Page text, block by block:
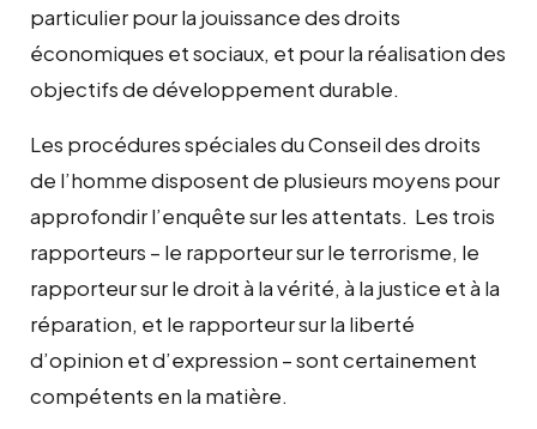
particulier pour la jouissance des droits
économiques et sociaux, et pour la réalisation des
objectifs de développement durable.
Les procédures spéciales du Conseil des droits
de l’homme disposent de plusieurs moyens pour
approfondir l’enquête sur les attentats. Les trois
rapporteurs – le rapporteur sur le terrorisme, le
rapporteur sur le droit à la vérité, à la justice et à la
réparation, et le rapporteur sur la liberté
d’opinion et d’expression – sont certainement
compétents en la matière.